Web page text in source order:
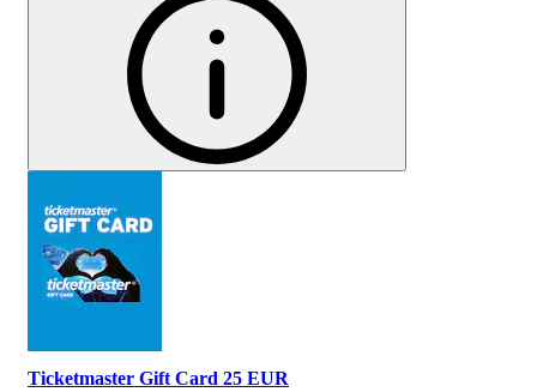
Ticketmaster Gift Card 25 EUR